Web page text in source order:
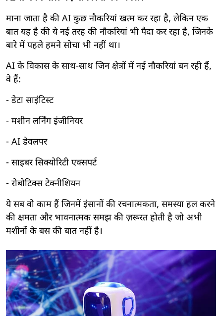
माना जाता है की AI कुछ नौकरियां खत्म कर रहा है, लेकिन एक
बात यह है की ये नई तरह की नौकरियां भी पैदा कर रहा है, जिनके
बारे में पहले हमने सोचा भी नहीं था।
AI के विकास के साथ-साथ जिन क्षेत्रों में नई नौकरियां बन रही हैं,
वे हैं:
- डेटा साइंटिस्ट
- मशीन लर्निंग इंजीनियर
- AI डेवलपर
- साइबर सिक्योरिटी एक्सपर्ट
- रोबोटिक्स टेक्नीशियन
ये सब वो काम हैं जिनमें इंसानों की रचनात्मकता, समस्या हल करने
की क्षमता और भावनात्मक समझ की ज़रूरत होती है जो अभी
मशीनों के बस की बात नहीं है।